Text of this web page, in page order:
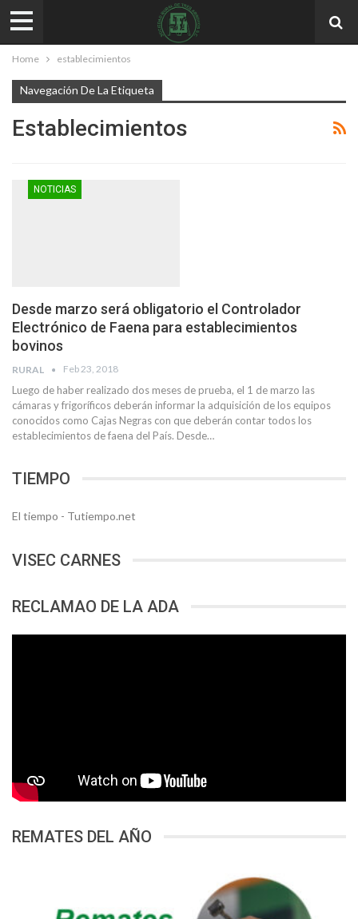
Home establecimientos
Navegación De La Etiqueta
Establecimientos
NOTICIAS
Desde marzo será obligatorio el Controlador
Electrónico de Faena para establecimientos
bovinos
RURAL Feb 23, 2018
Luego de haber realizado dos meses de prueba, el 1 de marzo las
cámaras y frigoríficos deberán informar la adquisición de los equipos
conocidos como Cajas Negras con que deberán contar todos los
establecimientos de faena del País. Desde…
TIEMPO
El tiempo - Tutiempo.net
VISEC CARNES
RECLAMAO DE LA ADA
REMATES DEL AÑO